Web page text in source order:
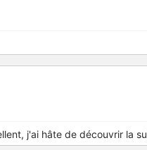
j'ai hâte de découvrir la